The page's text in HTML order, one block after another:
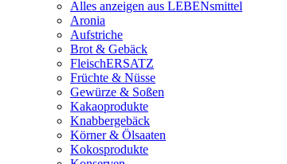
Alles anzeigen aus LEBENsmittel
Aronia
Aufstriche
Brot & Gebäck
FleischERSATZ
Früchte & Nüsse
Gewürze & Soßen
Kakaoprodukte
Knabbergebäck
Körner & Ölsaaten
Kokosprodukte